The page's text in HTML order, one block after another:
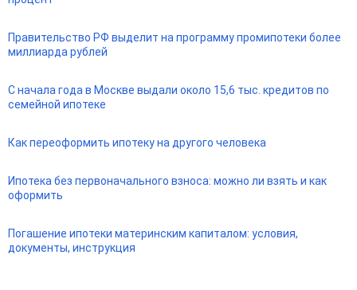
Правительство РФ выделит на программу промипотеки более
миллиарда рублей
С начала года в Москве выдали около 15,6 тыс. кредитов по
семейной ипотеке
Как переоформить ипотеку на другого человека
Ипотека без первоначального взноса: можно ли взять и как
оформить
Погашение ипотеки материнским капиталом: условия,
документы, инструкция